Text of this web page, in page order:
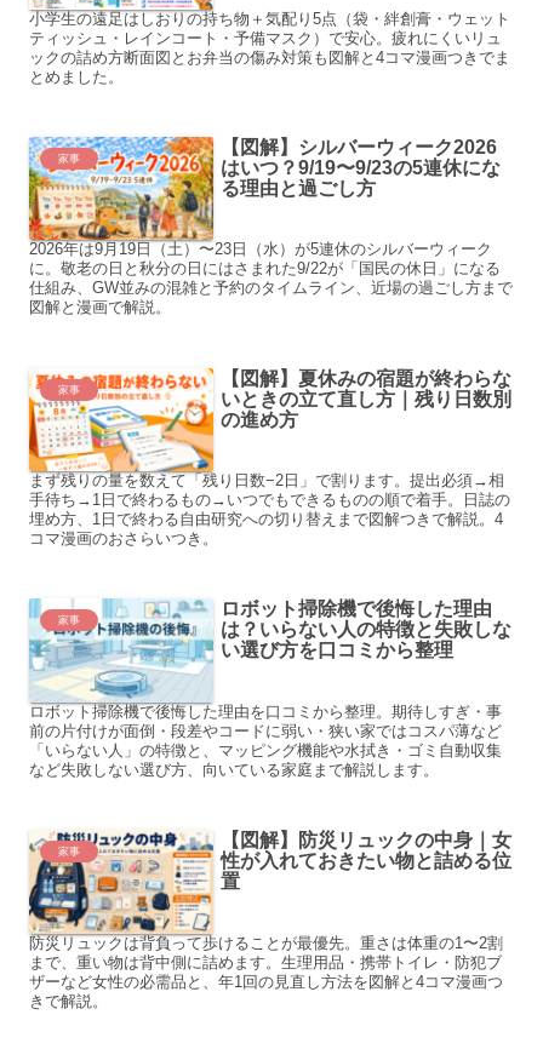
小学生の遠足はしおりの持ち物＋気配り5点（袋・絆創膏・ウェット
ティッシュ・レインコート・予備マスク）で安心。疲れにくいリュ
ックの詰め方断面図とお弁当の傷み対策も図解と4コマ漫画つきでま
とめました。
家事
【図解】シルバーウィーク2026
はいつ？9/19〜9/23の5連休にな
る理由と過ごし方
2026年は9月19日（土）〜23日（水）が5連休のシルバーウィーク
に。敬老の日と秋分の日にはさまれた9/22が「国民の休日」になる
仕組み、GW並みの混雑と予約のタイムライン、近場の過ごし方まで
図解と漫画で解説。
家事
【図解】夏休みの宿題が終わらな
いときの立て直し方｜残り日数別
の進め方
まず残りの量を数えて「残り日数−2日」で割ります。提出必須→相
手待ち→1日で終わるもの→いつでもできるものの順で着手。日誌の
埋め方、1日で終わる自由研究への切り替えまで図解つきで解説。4
コマ漫画のおさらいつき。
家事
ロボット掃除機で後悔した理由
は？いらない人の特徴と失敗しな
い選び方を口コミから整理
ロボット掃除機で後悔した理由を口コミから整理。期待しすぎ・事
前の片付けが面倒・段差やコードに弱い・狭い家ではコスパ薄など
「いらない人」の特徴と、マッピング機能や水拭き・ゴミ自動収集
など失敗しない選び方、向いている家庭まで解説します。
家事
【図解】防災リュックの中身｜女
性が入れておきたい物と詰める位
置
防災リュックは背負って歩けることが最優先。重さは体重の1〜2割
まで、重い物は背中側に詰めます。生理用品・携帯トイレ・防犯ブ
ザーなど女性の必需品と、年1回の見直し方法を図解と4コマ漫画つ
きで解説。